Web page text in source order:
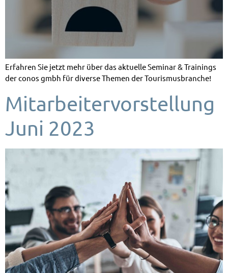
Erfahren Sie jetzt mehr über das aktuelle Seminar & Trainings
der conos gmbh für diverse Themen der Tourismusbranche!
Mitarbeitervorstellung
Juni 2023